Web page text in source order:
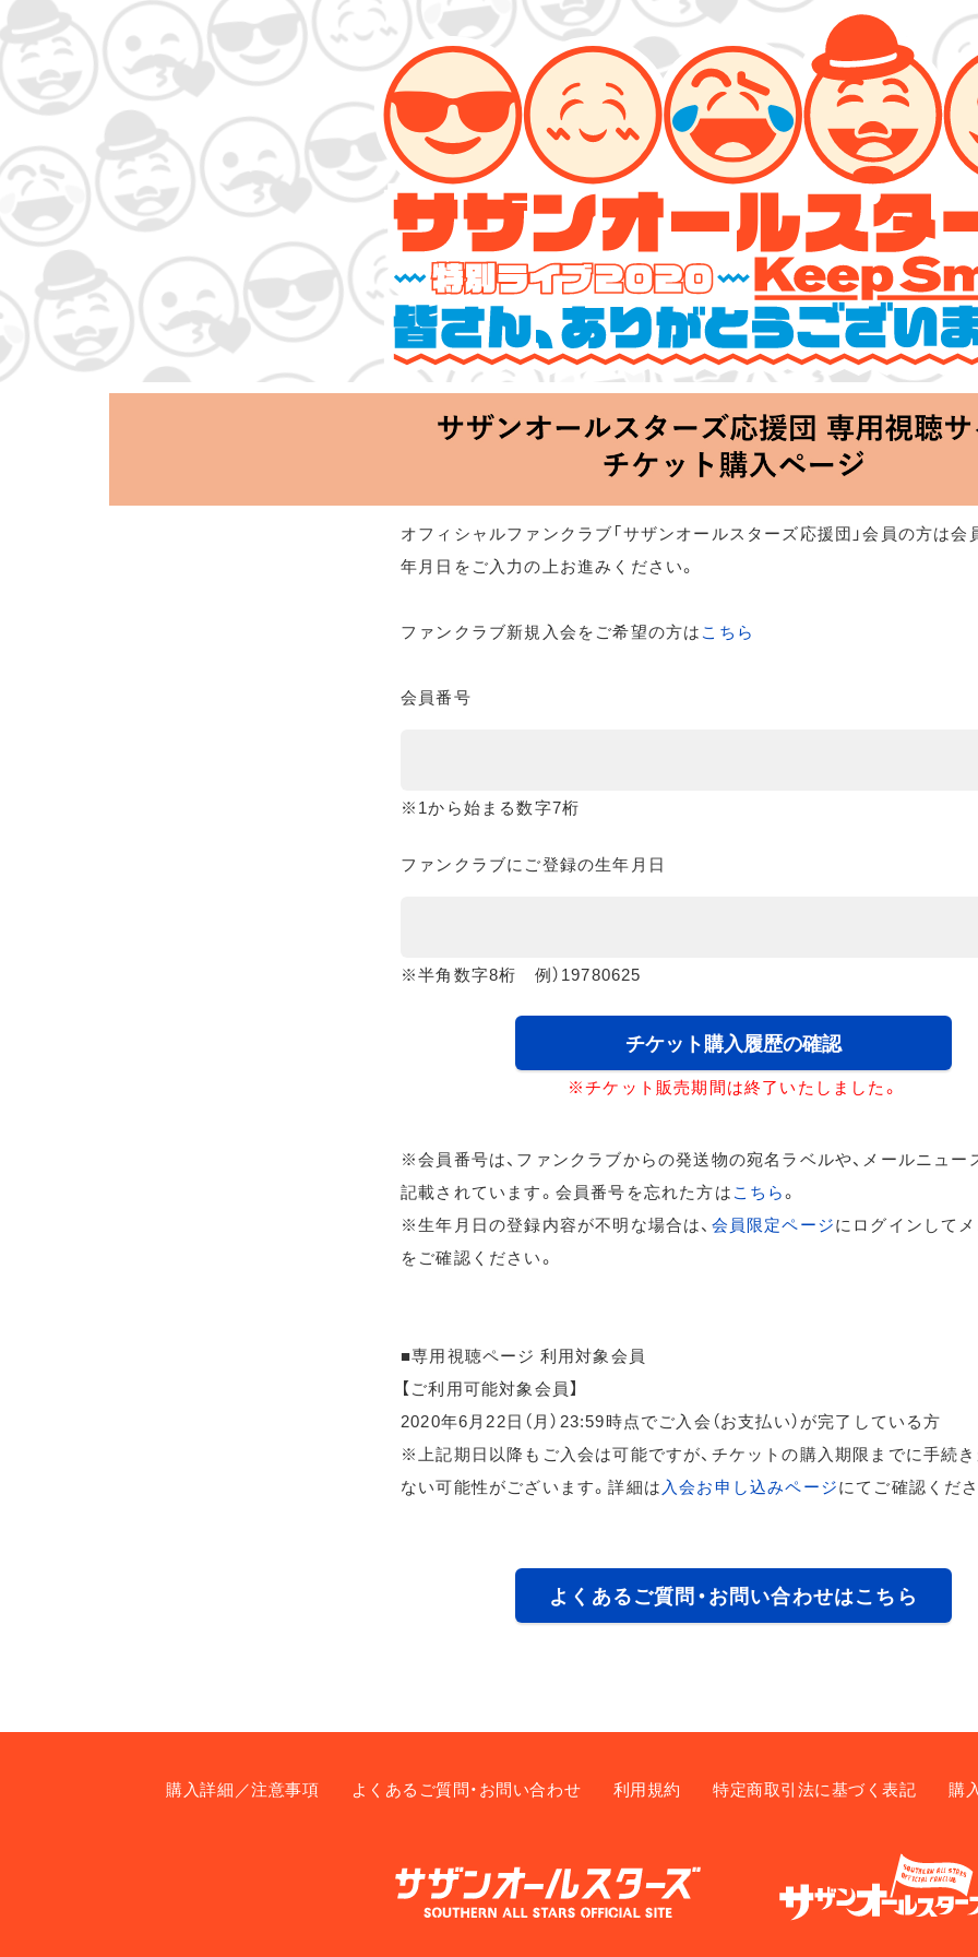
サザンオールスターズ 特別ライブ 2020
「Keep Smilin’～皆さん、ありがとうございます!!～」
2020.06.25 Thu 20:00 Start at 横浜アリーナ
オフィシャルファンクラブ「サザンオールスターズ応援団」会員の方は会
年月日をご入力の上お進みください。
ファンクラブ新規入会をご希望の方はこちら
会員番号
※1から始まる数字7桁
ファンクラブにご登録の生年月日
※半角数字8桁 例）19780625
チケット購入履歴の確認
※チケット販売期間は終了いたしました。
※会員番号は、ファンクラブからの発送物の宛名ラベルや、メールニュー
記載されています。会員番号を忘れた方はこちら。
※生年月日の登録内容が不明な場合は、 会員限定ページにログインして
をご確認ください。
■専用視聴ページ 利用対象会員
【ご利用可能対象会員】
2020年6月22日（月）23:59時点でご入会（お支払い）が完了している方
※上記期日以降もご入会は可能ですが、チケットの購入期限までに手続
ない可能性がございます。詳細は入会お申し込みページにてご確認くださ
よくあるご質問・お問い合わせはこちら
購入詳細／注意事項 よくあるご質問・お問い合わせ 利用規約 特定商取引法に基づく表記 購